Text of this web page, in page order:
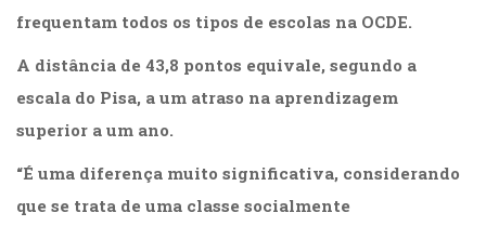
Jornalismo
LGBTQIA+
(66)
Erótica
Ficção,
frequentam todos os tipos de escolas na OCDE.
A distância de 43,8 pontos equivale, segundo a
escala do Pisa, a um atraso na aprendizagem
superior a um ano.
“É uma diferença muito significativa, considerando
que se trata de uma classe socialmente